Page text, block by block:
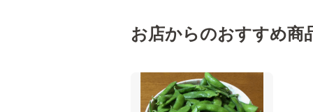
お店からのおすすめ商